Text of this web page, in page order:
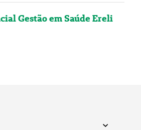
Gestão em Saúde Ereli